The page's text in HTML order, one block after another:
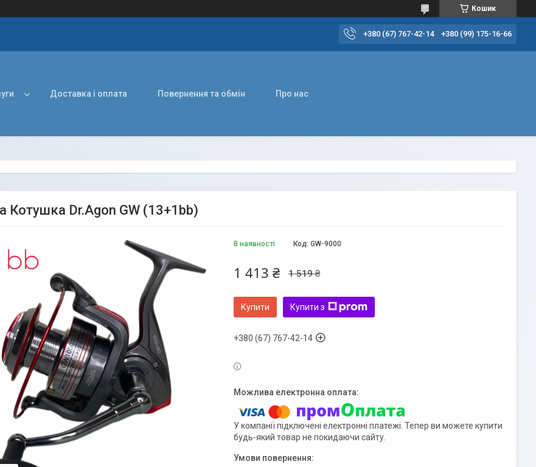
Кошик
+380 (67) 767-42-14 +380 (99) 175-16-66
Доставка і оплата Повернення та обмін Про нас
Котушка Dr.Agon GW (13+1bb)
В наявності Код: GW-9000
1 519 ₴
1 413 ₴
Купити Купити з
+380 (67) 767-42-14
У компанії підключені електронні платежі. Тепер ви можете купити
будь-який товар не покидаючи сайту.